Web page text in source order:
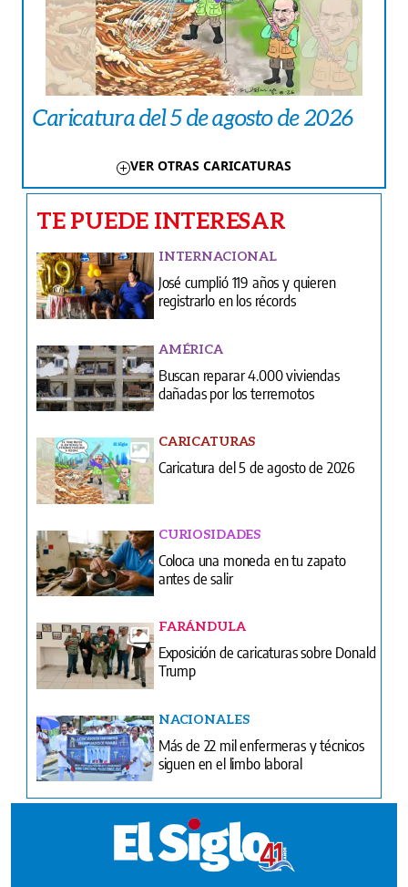
Caricatura del 5 de agosto de 2026
VER OTRAS CARICATURAS
TE PUEDE INTERESAR
INTERNACIONAL
José cumplió 119 años y quieren
registrarlo en los récords
AMÉRICA
Buscan reparar 4.000 viviendas
dañadas por los terremotos
CARICATURAS
Caricatura del 5 de agosto de 2026
CURIOSIDADES
Coloca una moneda en tu zapato
antes de salir
FARÁNDULA
Exposición de caricaturas sobre Donald
Trump
NACIONALES
Más de 22 mil enfermeras y técnicos
siguen en el limbo laboral